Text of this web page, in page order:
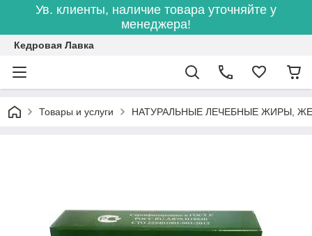
Ув. клиенты, наличие товара уточняйте у
менеджера!
Кедровая Лавка
Товары и услуги НАТУРАЛЬНЫЕ ЛЕЧЕБНЫЕ ЖИРЫ,